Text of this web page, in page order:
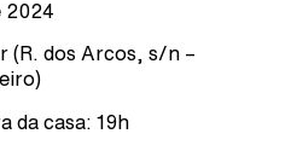
2024
(R. dos Arcos, s/n –
da casa: 19h